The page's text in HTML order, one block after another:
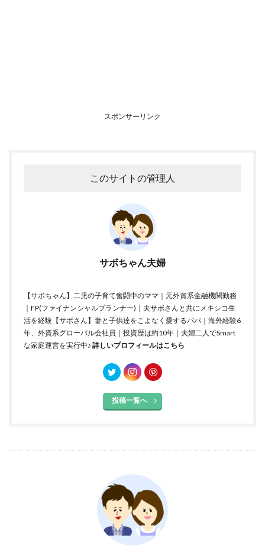
スポンサーリンク
このサイトの管理人
サボちゃん夫婦
【サボちゃん】二児の子育て奮闘中のママ｜元外資系金融機関勤務
｜FP(ファイナンシャルプランナー)｜夫サボさんと共にメキシコ生
活を経験【サボさん】妻と子供達をこよなく愛するパパ｜海外経験6
年、外資系グローバル会社員｜投資歴は約10年｜夫婦二人でSmart
な家庭運営を実行中♪ 詳しいプロフィールはこちら
投稿一覧へ